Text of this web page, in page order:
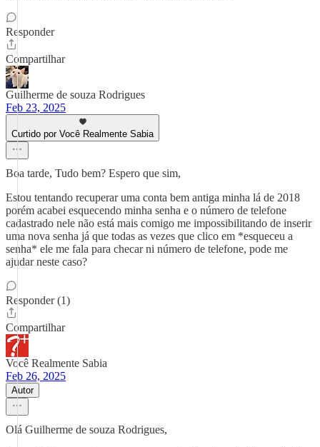
Responder
Compartilhar
Guilherme de souza Rodrigues
Feb 23, 2025
Curtido por Você Realmente Sabia
Boa tarde, Tudo bem? Espero que sim,
Estou tentando recuperar uma conta bem antiga minha lá de 2018
porém acabei esquecendo minha senha e o número de telefone
cadastrado nele não está mais comigo me impossibilitando de inserir
uma nova senha já que todas as vezes que clico em *esqueceu a
senha* ele me fala para checar ni número de telefone, pode me
ajudar neste caso?
Responder (1)
Compartilhar
Você Realmente Sabia
Feb 26, 2025
Autor
Olá Guilherme de souza Rodrigues,